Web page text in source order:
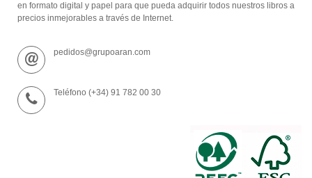
en formato digital y papel para que pueda adquirir todos nuestros libros a
precios inmejorables a través de Internet.
pedidos@grupoaran.com
Teléfono (+34) 91 782 00 30